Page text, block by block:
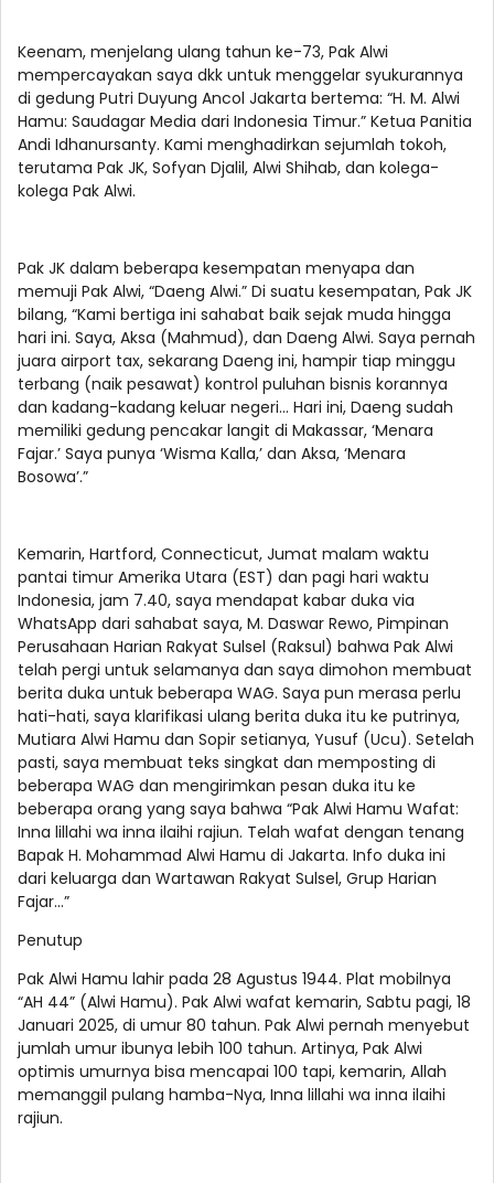
Keenam, menjelang ulang tahun ke-73, Pak Alwi
mempercayakan saya dkk untuk menggelar syukurannya
di gedung Putri Duyung Ancol Jakarta bertema: “H. M. Alwi
Hamu: Saudagar Media dari Indonesia Timur.” Ketua Panitia
Andi Idhanursanty. Kami menghadirkan sejumlah tokoh,
terutama Pak JK, Sofyan Djalil, Alwi Shihab, dan kolega-
kolega Pak Alwi.
Pak JK dalam beberapa kesempatan menyapa dan
memuji Pak Alwi, “Daeng Alwi.” Di suatu kesempatan, Pak JK
bilang, “Kami bertiga ini sahabat baik sejak muda hingga
hari ini. Saya, Aksa (Mahmud), dan Daeng Alwi. Saya pernah
juara airport tax, sekarang Daeng ini, hampir tiap minggu
terbang (naik pesawat) kontrol puluhan bisnis korannya
dan kadang-kadang keluar negeri... Hari ini, Daeng sudah
memiliki gedung pencakar langit di Makassar, ‘Menara
Fajar.’ Saya punya ‘Wisma Kalla,’ dan Aksa, ‘Menara
Bosowa’.”
Kemarin, Hartford, Connecticut, Jumat malam waktu
pantai timur Amerika Utara (EST) dan pagi hari waktu
Indonesia, jam 7.40, saya mendapat kabar duka via
WhatsApp dari sahabat saya, M. Daswar Rewo, Pimpinan
Perusahaan Harian Rakyat Sulsel (Raksul) bahwa Pak Alwi
telah pergi untuk selamanya dan saya dimohon membuat
berita duka untuk beberapa WAG. Saya pun merasa perlu
hati-hati, saya klarifikasi ulang berita duka itu ke putrinya,
Mutiara Alwi Hamu dan Sopir setianya, Yusuf (Ucu). Setelah
pasti, saya membuat teks singkat dan memposting di
beberapa WAG dan mengirimkan pesan duka itu ke
beberapa orang yang saya bahwa “Pak Alwi Hamu Wafat:
Inna lillahi wa inna ilaihi rajiun. Telah wafat dengan tenang
Bapak H. Mohammad Alwi Hamu di Jakarta. Info duka ini
dari keluarga dan Wartawan Rakyat Sulsel, Grup Harian
Fajar...”
Penutup
Pak Alwi Hamu lahir pada 28 Agustus 1944. Plat mobilnya
“AH 44” (Alwi Hamu). Pak Alwi wafat kemarin, Sabtu pagi, 18
Januari 2025, di umur 80 tahun. Pak Alwi pernah menyebut
jumlah umur ibunya lebih 100 tahun. Artinya, Pak Alwi
optimis umurnya bisa mencapai 100 tapi, kemarin, Allah
memanggil pulang hamba-Nya, Inna lillahi wa inna ilaihi
rajiun.